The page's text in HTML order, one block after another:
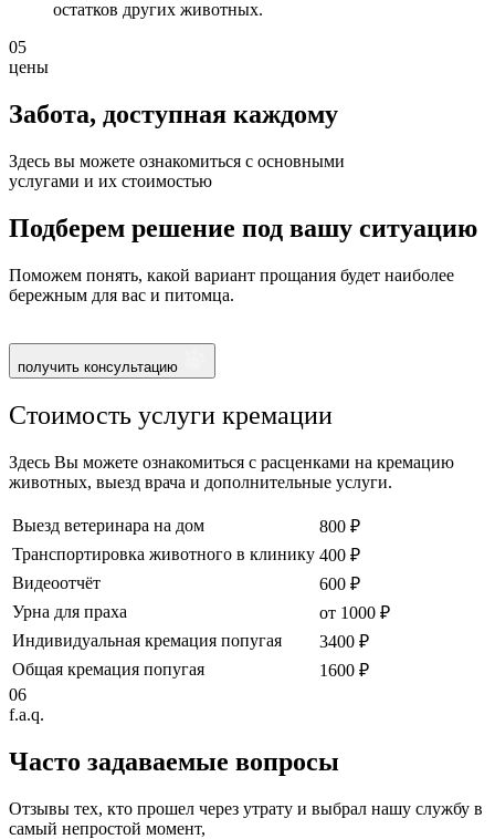
остатков других животных.
05
цены
Забота, доступная каждому
Здесь вы можете ознакомиться с основными
услугами и их стоимостью
Подберем решение под вашу ситуацию
Поможем понять, какой вариант прощания будет наиболее
бережным для вас и питомца.
получить консультацию
Стоимость услуги кремации
Здесь Вы можете ознакомиться с расценками на кремацию
животных, выезд врача и дополнительные услуги.
Выезд ветеринара на дом
800 ₽
Транспортировка животного в клинику 400 ₽
Видеоотчёт
600 ₽
Урна для праха
от 1000 ₽
Индивидуальная кремация попугая
3400 ₽
Общая кремация попугая
1600 ₽
06
f.a.q.
Часто задаваемые вопросы
Отзывы тех, кто прошел через утрату и выбрал нашу службу в
самый непростой момент,